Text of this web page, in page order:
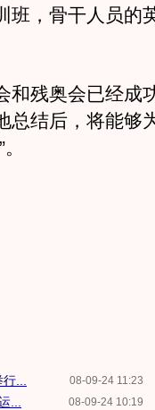
班，骨干人员的
残奥会已经成
总结后，将能够
08-09-24 11:23
...
08-09-24 10:19
...